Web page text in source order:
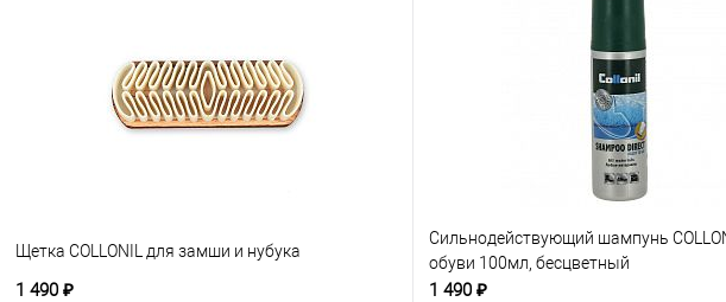
Щетка COLLONIL для замши и нубука
1 490 ₽
Сильнодействующий шампунь
обуви 100мл, бесцветный
1 490 ₽